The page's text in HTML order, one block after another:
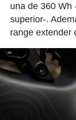
una de 360 Wh
superior-.
range extender